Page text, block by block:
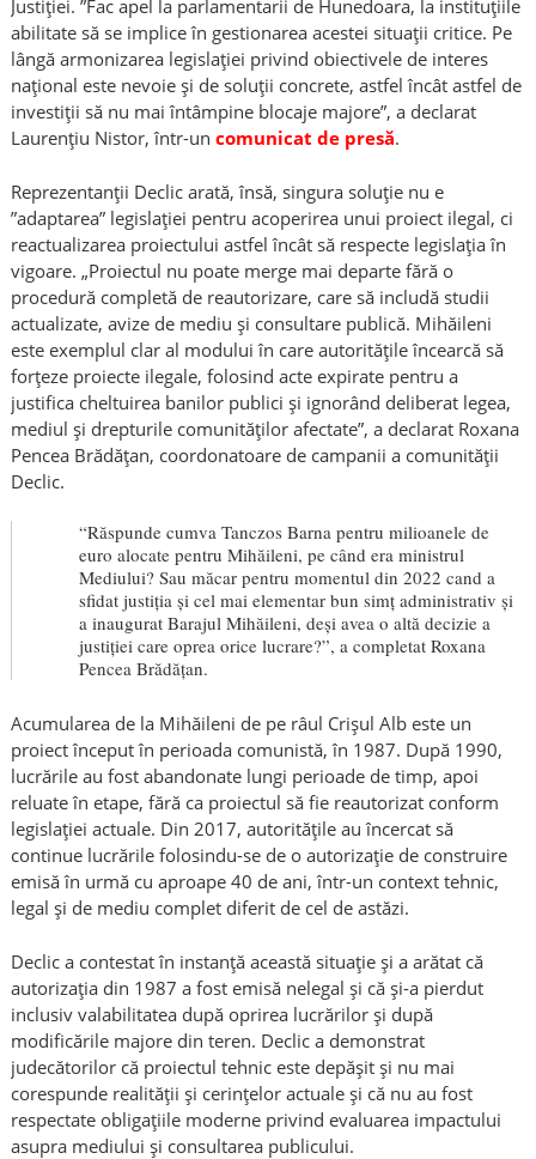
Justiției. ”Fac apel la parlamentarii de Hunedoara, la instituțiile
abilitate să se implice în gestionarea acestei situații critice. Pe
lângă armonizarea legislației privind obiectivele de interes
național este nevoie și de soluții concrete, astfel încât astfel de
investiții să nu mai întâmpine blocaje majore”, a declarat
Laurențiu Nistor, într-un comunicat de presă.
Reprezentanții Declic arată, însă, singura soluție nu e
”adaptarea” legislației pentru acoperirea unui proiect ilegal, ci
reactualizarea proiectului astfel încât să respecte legislația în
vigoare. „Proiectul nu poate merge mai departe fără o
procedură completă de reautorizare, care să includă studii
actualizate, avize de mediu și consultare publică. Mihăileni
este exemplul clar al modului în care autoritățile încearcă să
forțeze proiecte ilegale, folosind acte expirate pentru a
justifica cheltuirea banilor publici și ignorând deliberat legea,
mediul și drepturile comunităților afectate”, a declarat Roxana
Pencea Brădățan, coordonatoare de campanii a comunității
Declic.
“Răspunde cumva Tanczos Barna pentru milioanele de
euro alocate pentru Mihăileni, pe când era ministrul
Mediului? Sau măcar pentru momentul din 2022 cand a
sfidat justiția și cel mai elementar bun simț administrativ și
a inaugurat Barajul Mihăileni, deși avea o altă decizie a
justiției care oprea orice lucrare?”, a completat Roxana
Pencea Brădățan.
Acumularea de la Mihăileni de pe râul Crișul Alb este un
proiect început în perioada comunistă, în 1987. După 1990,
lucrările au fost abandonate lungi perioade de timp, apoi
reluate în etape, fără ca proiectul să fie reautorizat conform
legislației actuale. Din 2017, autoritățile au încercat să
continue lucrările folosindu-se de o autorizație de construire
emisă în urmă cu aproape 40 de ani, într-un context tehnic,
legal și de mediu complet diferit de cel de astăzi.
Declic a contestat în instanță această situație și a arătat că
autorizația din 1987 a fost emisă nelegal și că și-a pierdut
inclusiv valabilitatea după oprirea lucrărilor și după
modificările majore din teren. Declic a demonstrat
judecătorilor că proiectul tehnic este depășit și nu mai
corespunde realității și cerințelor actuale și că nu au fost
respectate obligațiile moderne privind evaluarea impactului
asupra mediului și consultarea publicului.